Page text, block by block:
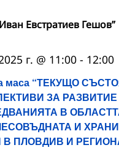
Евстратиев Гешов”
маса “ТЕКУЩО
ЗА
В
И
В ПЛОВДИВ И
г. @ 11:00 - 12:00